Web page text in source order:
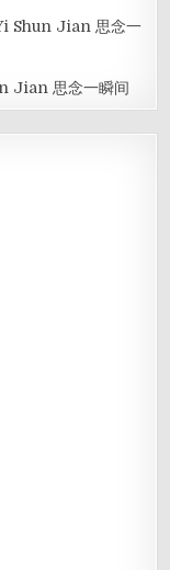
Shun Jian 思念一
Jian 思念一瞬间